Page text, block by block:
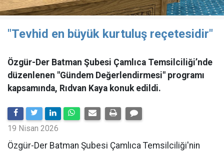
"Tevhid en büyük kurtuluş reçetesidir"
Özgür-Der Batman Şubesi Çamlıca Temsilciliği’nde
düzenlenen "Gündem Değerlendirmesi" programı
kapsamında, Rıdvan Kaya konuk edildi.
19 Nisan 2026
​Özgür-Der Batman Şubesi Çamlıca Temsilciliği'nin